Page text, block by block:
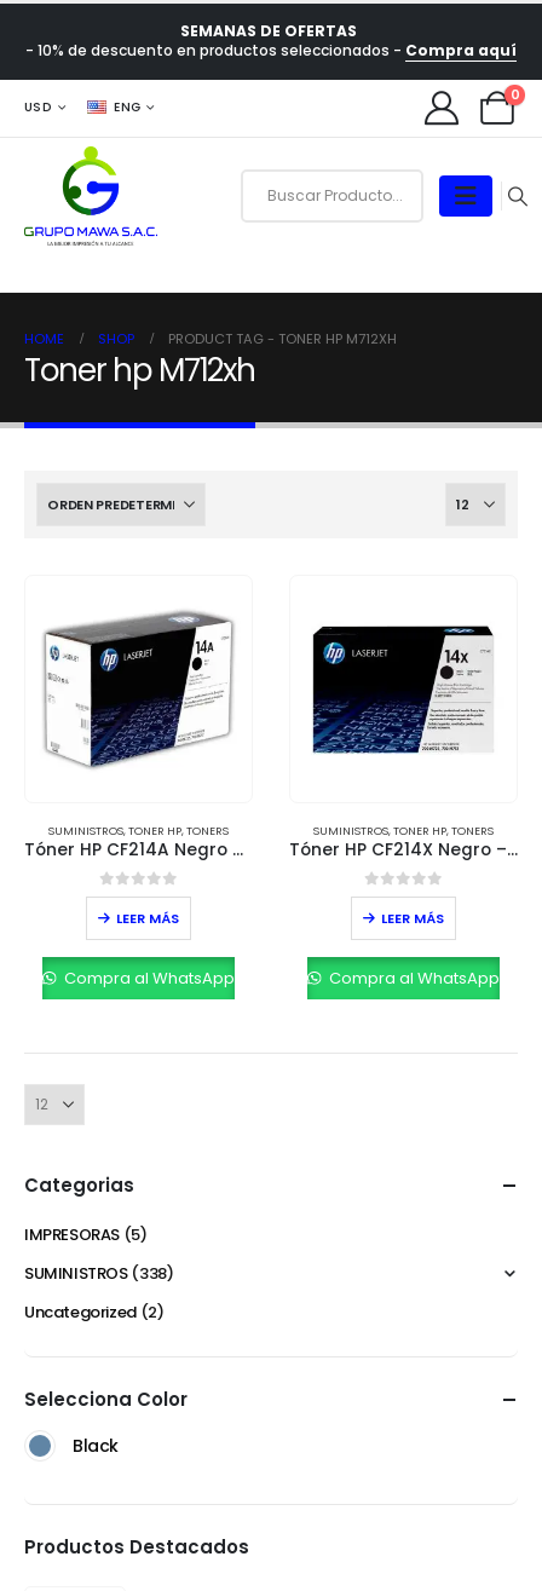
SEMANAS DE OFERTAS
- 10% de descuento en productos seleccionados - Compra aquí
USD ENG
0
HOME SHOP PRODUCT TAG - TONER HP M712XH
Toner hp M712xh
SUMINISTROS,TONER HP,TONERS
Tóner HP CF214A Negro – Alto Rendimiento y Calidad Garantizada
0out of 5
LEER MÁS
Compra al WhatsApp
SUMINISTROS,TONER HP,TONERS
Tóner HP CF214X Negro – Alto Rendimiento y Eficiencia
0out of 5
LEER MÁS
Compra al WhatsApp
Categorias
IMPRESORAS (5)
SUMINISTROS (338)
Uncategorized (2)
Selecciona Color
Black
Productos Destacados